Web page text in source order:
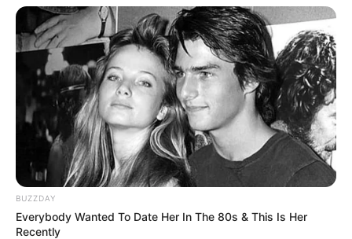
BUZZDAY
Everybody Wanted To Date Her In The 80s & This Is Her
Recently